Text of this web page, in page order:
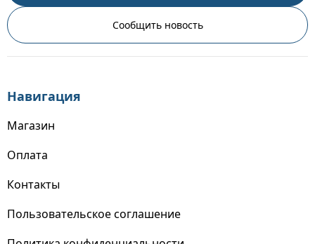
Сообщить новость
Навигация
Магазин
Оплата
Контакты
Пользовательское соглашение